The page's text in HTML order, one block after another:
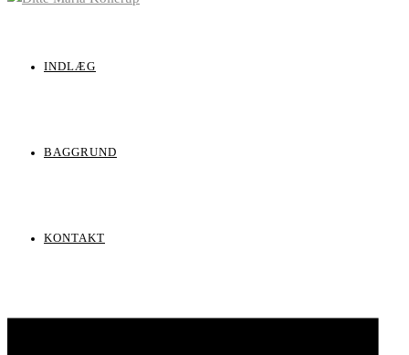
INDLÆG
BAGGRUND
KONTAKT